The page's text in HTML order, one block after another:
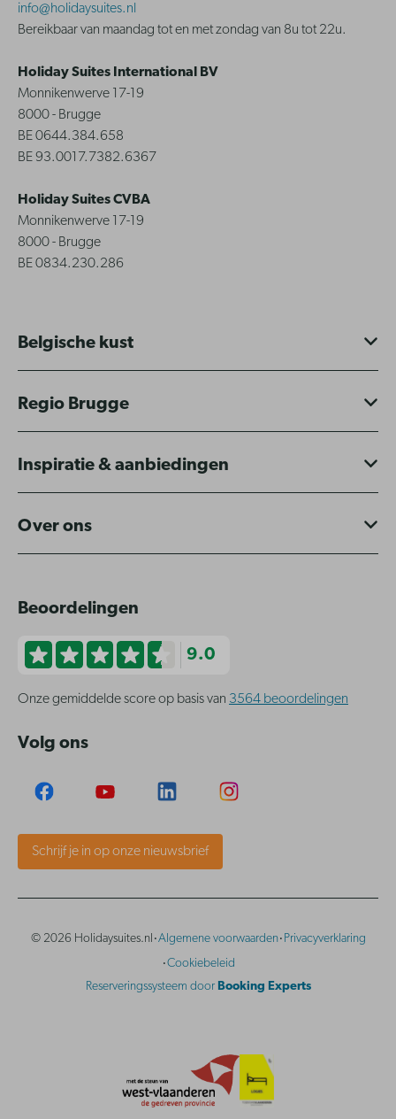
info@holidaysuites.nl
Bereikbaar van maandag tot en met zondag van 8u tot 22u.
Holiday Suites International BV
Monnikenwerve 17-19
8000 - Brugge
BE 0644.384.658
BE 93.0017.7382.6367
Holiday Suites CVBA
Monnikenwerve 17-19
8000 - Brugge
BE 0834.230.286
Belgische kust
Regio Brugge
Inspiratie & aanbiedingen
Over ons
Beoordelingen
9.0
Onze gemiddelde score op basis van 3564 beoordelingen
Volg ons
Schrijf je in op onze nieuwsbrief
© 2026 Holidaysuites.nl ·Algemene voorwaarden· Privacyverklaring
·Cookiebeleid
Reserveringssysteem door Booking Experts